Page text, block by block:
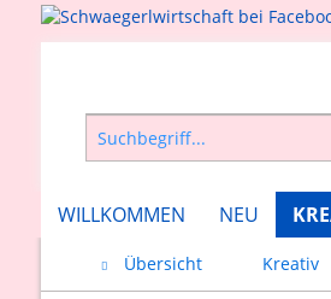
WILLKOMMEN NEU
Übersicht Kreativ